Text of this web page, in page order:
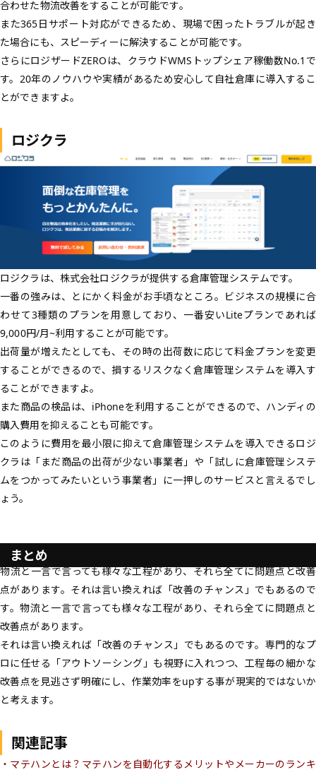
合わせた物流改善をすることが可能です。
また365日サポート対応ができるため、現場で困ったトラブルが起き
た場合にも、スピーディーに解決することが可能です。
さらにロジザードZEROは、クラウドWMSトップシェア稼働数No.1で
す。20年のノウハウや実績があるため安心して自社倉庫に導入するこ
とができますよ。
ロジクラ
ロジクラは、株式会社ロジクラが提供する倉庫管理システムです。
一番の強みは、とにかく料金がお手頃なところ。ビジネスの規模に合
わせて3種類のプランを用意しており、一番安いLiteプランであれば
9,000円/月~利用することが可能です。
出荷量が増えたとしても、その時の出荷数に応じて料金プランを変更
することができるので、損するリスクなく倉庫管理システムを導入す
ることができますよ。
また商品の検品は、iPhoneを利用することができるので、ハンディの
購入費用を抑えることも可能です。
このように費用を最小限に抑えて倉庫管理システムを導入できるロジ
クラは「まだ商品の出荷が少ない事業者」や「試しに倉庫管理システ
ムをつかってみたいという事業者」に一押しのサービスと言えるでし
ょう。
まとめ
物流と一言で言っても様々な工程があり、それら全てに問題点と改善
点があります。それは言い換えれば「改善のチャンス」でもあるので
す。物流と一言で言っても様々な工程があり、それら全てに問題点と
改善点があります。
それは言い換えれば「改善のチャンス」でもあるのです。専門的なプ
ロに任せる「アウトソーシング」も視野に入れつつ、工程毎の細かな
改善点を見逃さず明確にし、作業効率をupする事が現実的ではないか
と考えます。
関連記事
・マテハンとは？マテハンを自動化するメリットやメーカーのランキ